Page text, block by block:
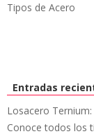
Tipos de Acero
Entradas
Losacero
Conoce todos los